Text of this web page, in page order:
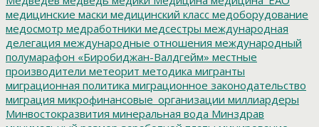
медицинские маски медицинский класс медоборудование
медосмотр медработники медсестры международная
делегация международные отношения международный
полумарафон «Биробиджан-Валдгейм» местные
производители метеорит методика мигранты
миграционная политика миграционное законодательство
миграция микрофинансовые_организации миллиардеры
Минвостокразвития минеральная вода Минздрав